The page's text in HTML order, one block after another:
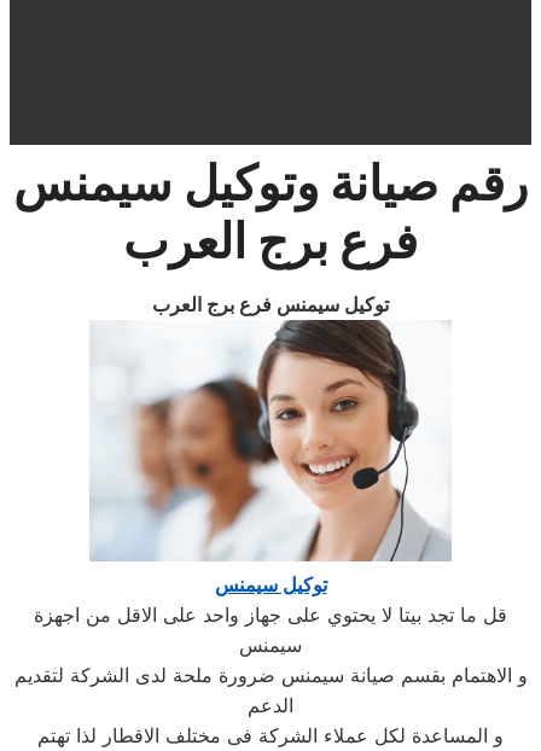
رقم صيانة وتوكيل سيمنس
فرع برج العرب
توكيل سيمنس فرع برج العرب
توكيل سيمنس
قل ما تجد بيتا لا يحتوي على جهاز واحد على الاقل من اجهزة
سيمنس
و الاهتمام بقسم صيانة سيمنس ضرورة ملحة لدى الشركة لتقديم
الدعم
و المساعدة لكل عملاء الشركة فى مختلف الاقطار لذا تهتم